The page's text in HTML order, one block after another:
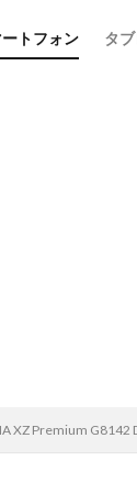
ートフォン タ
XZ Premium